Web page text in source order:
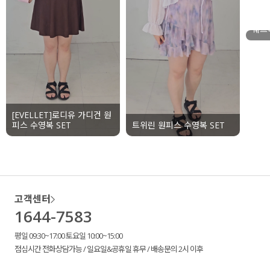
[EVELLET]로디유 가디건 원
피스 수영복 SET
트위린 원피스 수영복 SET
웨프
고객센터
1644-7583
평일 09:30~17:00 토요일 10:00~15:00
점심시간 전화상담가능 / 일요일&공휴일 휴무 / 배송문의 2시 이후